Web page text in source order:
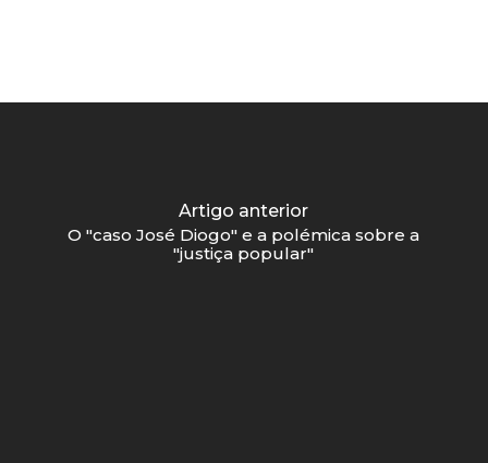
Artigo anterior
O "caso José Diogo" e a polémica sobre a
"justiça popular"